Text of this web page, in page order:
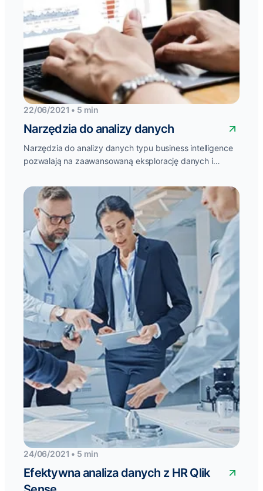
22/06/2021 • 5 min
Narzędzia do analizy danych
Narzędzia do analizy danych typu business intelligence
pozwalają na zaawansowaną eksplorację danych i
zjawiskami.
24/06/2021 • 5 min
Efektywna analiza danych z HR Qlik